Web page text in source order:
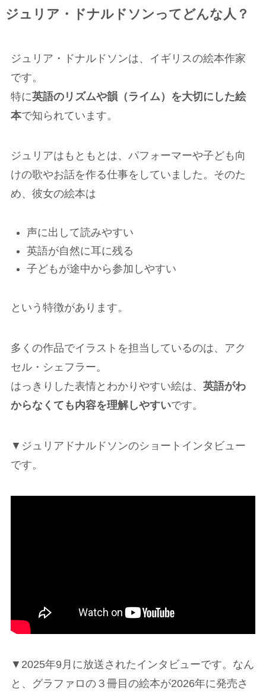
ジュリア・ドナルドソンってどんな人？
ジュリア・ドナルドソンは、イギリスの絵本作家
です。
特に英語のリズムや韻（ライム）を大切にした絵
本で知られています。
ジュリアはもともとは、パフォーマーや子ども向
けの歌やお話を作る仕事をしていました。そのた
め、彼女の絵本は
声に出して読みやすい
英語が自然に耳に残る
子どもが途中から参加しやすい
という特徴があります。
多くの作品でイラストを担当しているのは、アク
セル・シェフラー。
はっきりした表情とわかりやすい絵は、 英語がわ
からなくても内容を理解しやすいです。
▼ジュリアドナルドソンのショートインタビュー
です。
▼2025年9月に放送されたインタビューです。なん
と、グラファロの３冊目の絵本が2026年に発売さ